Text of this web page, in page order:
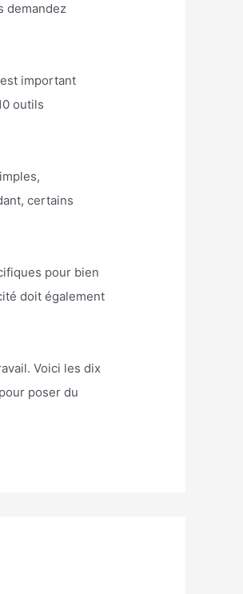
demandez
important
outils
certains
pour bien
doit également
Voici les dix
poser du